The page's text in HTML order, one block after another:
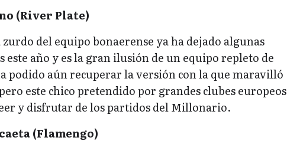
(River Plate)
del equipo bonaerense ya ha dejado algunas
este año y es la gran ilusión de un equipo repleto de
podido aún recuperar la versión con la que maravilló
este chico pretendido por grandes clubes europeos
y disfrutar de los partidos del Millonario.
(Flamengo)